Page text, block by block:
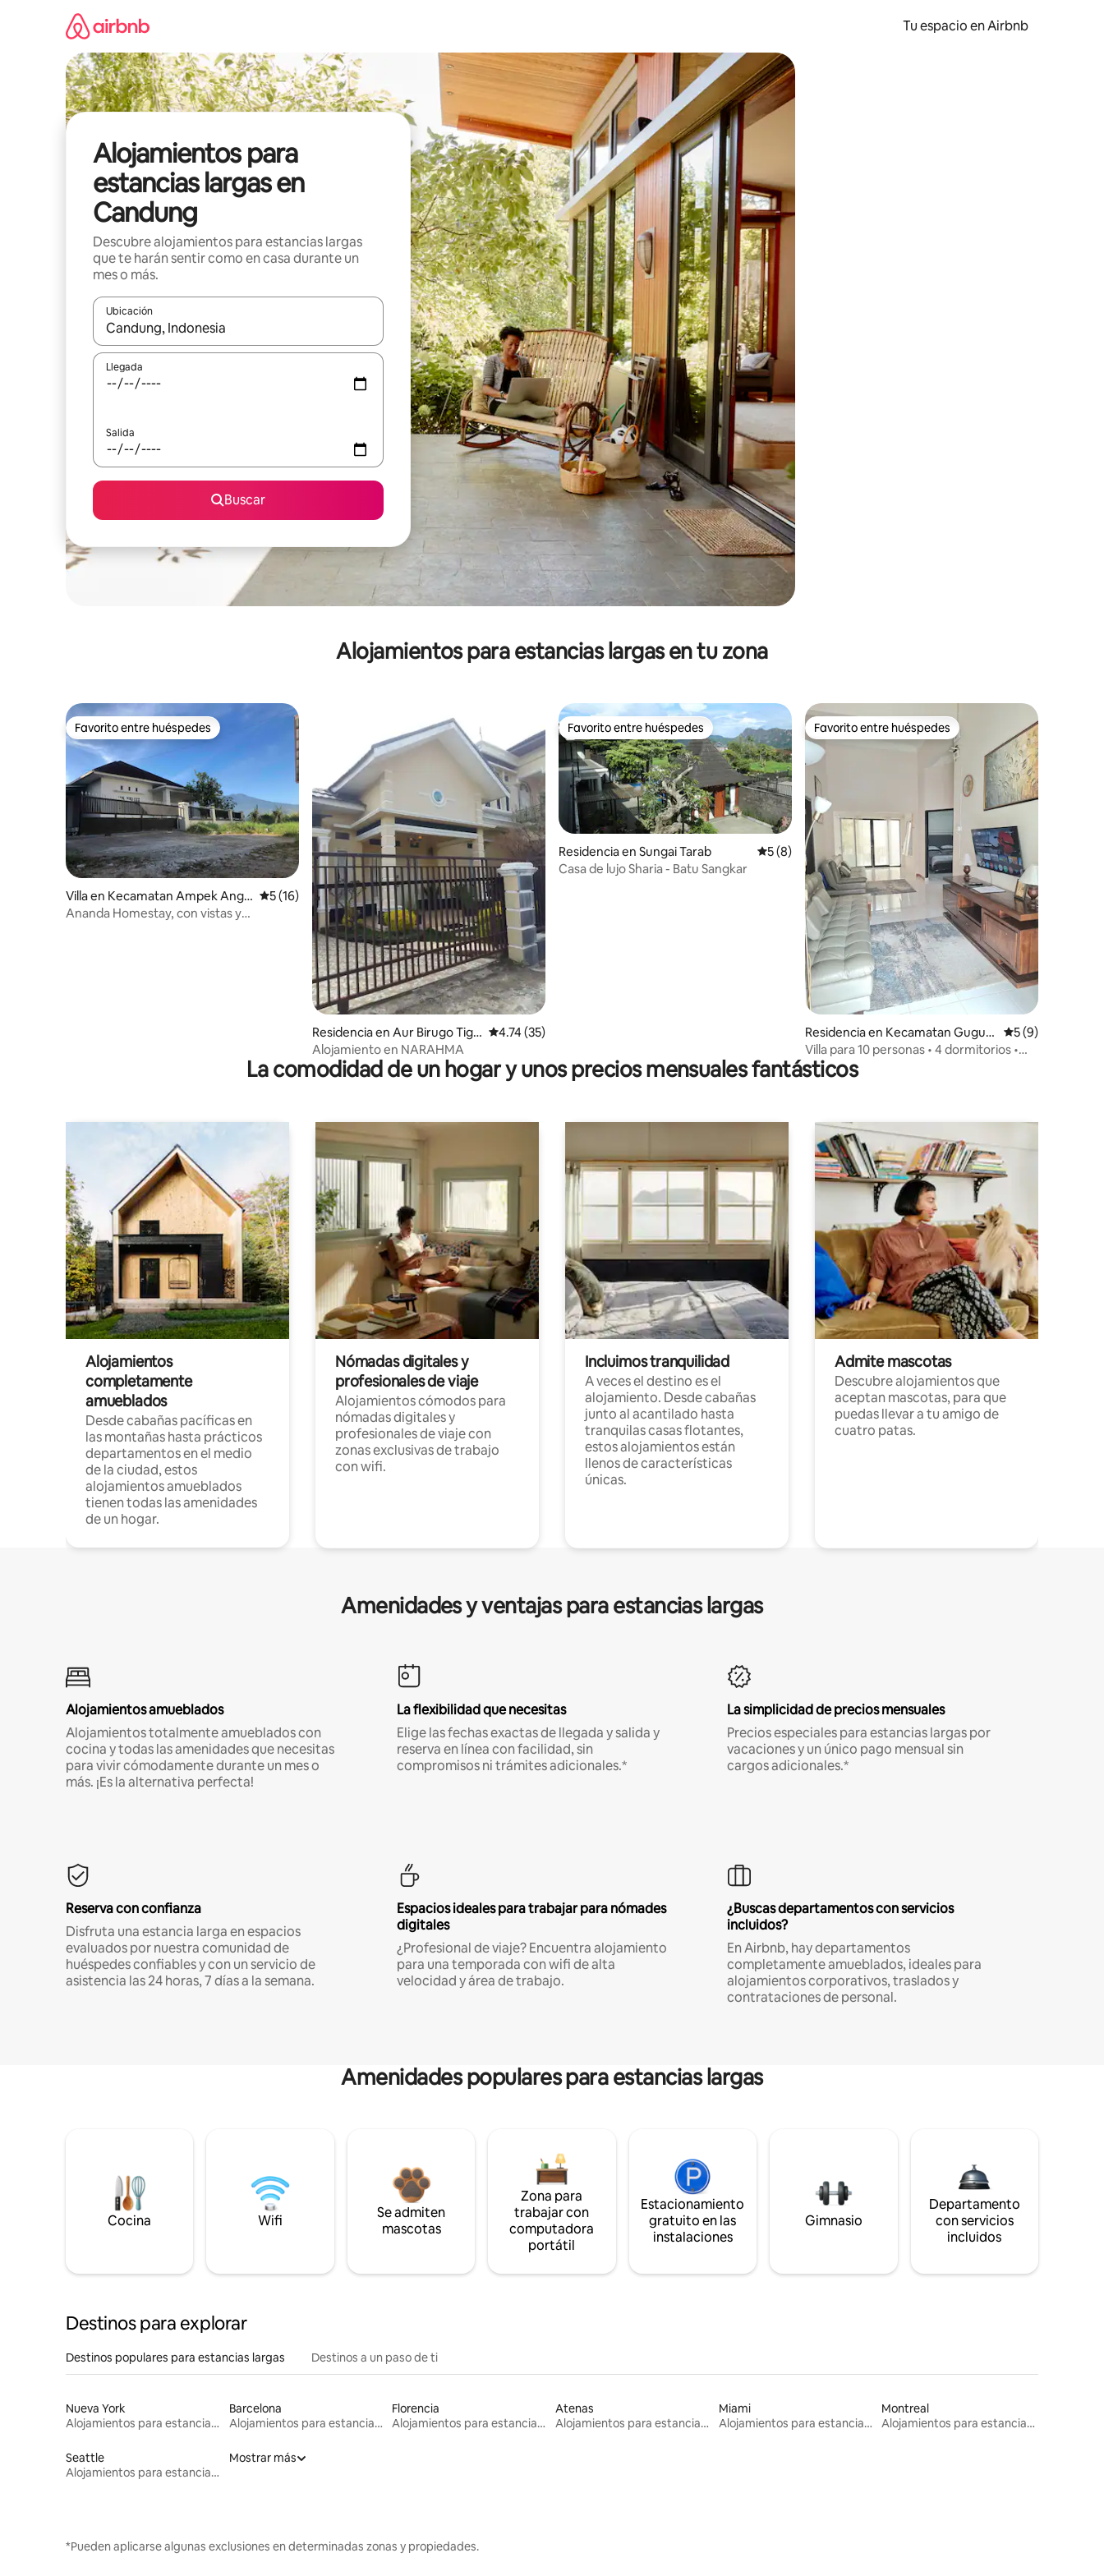
Tu espacio en Airbnb
Alojamientos para
estancias largas en
Candung
Descubre alojamientos para estancias largas
que te harán sentir como en casa durante un
mes o más.
Ubicación
Cuando los resultados estén disponibles, podrás navegar usando las teclas de las flechas hacia arriba y hacia abajo, o bien tocando y deslizando la pantalla.
Llegada
Salida
Buscar
Alojamientos para estancias largas en tu zona
Favorito entre huéspedes
Favorito entre huéspedes
Villa en Kecamatan Ampek Angk
ek
Calificación promedio: 5 de 5; 16 evaluaciones
5 (16)
Ananda Homestay, con vistas y
Residencia en Aur Birugo Tigo
Baleh
Calificación promedio: 4.74 de 5; 35 evaluaciones
4.74 (35)
Alojamiento en NARAHMA
Favorito entre huéspedes
Favorito entre huéspedes
Residencia en Sungai Tarab Calificación promedio: 5 de 5; 8 evaluaciones
5 (8)
Casa de lujo Sharia - Batu Sangkar
Favorito entre huéspedes
Favorito entre huéspedes
Residencia en Kecamatan Guguk
Panjang
Calificación
5 (9)
Villa para 10 personas • 4 dormitorios •
Perfecta para grupos
La comodidad de un hogar y unos precios mensuales fantásticos
Alojamientos
completamente
amueblados
Desde cabañas pacíficas en
las montañas hasta prácticos
departamentos en el medio
de la ciudad, estos
alojamientos amueblados
tienen todas las amenidades
de un hogar.
Nómadas digitales y
profesionales de viaje
Alojamientos cómodos para
nómadas digitales y
profesionales de viaje con
zonas exclusivas de trabajo
con wifi.
Incluimos tranquilidad
A veces el destino es el
alojamiento. Desde cabañas
junto al acantilado hasta
tranquilas casas flotantes,
estos alojamientos están
llenos de características
únicas.
Admite mascotas
Descubre alojamientos que
aceptan mascotas, para que
puedas llevar a tu amigo de
cuatro patas.
Amenidades y ventajas para estancias largas
Alojamientos amueblados
Alojamientos totalmente amueblados con
cocina y todas las amenidades que necesitas
para vivir cómodamente durante un mes o
más. ¡Es la alternativa perfecta!
La flexibilidad que necesitas
Elige las fechas exactas de llegada y salida y
reserva en línea con facilidad, sin
compromisos ni trámites adicionales.*
La simplicidad de precios mensuales
Precios especiales para estancias largas por
vacaciones y un único pago mensual sin
cargos adicionales.*
Reserva con confianza
Disfruta una estancia larga en espacios
evaluados por nuestra comunidad de
huéspedes confiables y con un servicio de
asistencia las 24 horas, 7 días a la semana.
Espacios ideales para trabajar para nómades
digitales
¿Profesional de viaje? Encuentra alojamiento
para una temporada con wifi de alta
velocidad y área de trabajo.
¿Buscas departamentos con servicios
incluidos?
En Airbnb, hay departamentos
completamente amueblados, ideales para
alojamientos corporativos, traslados y
contrataciones de personal.
Amenidades populares para estancias largas
Cocina Wifi
Se admiten
mascotas
Zona para
trabajar con
computadora
portátil
Estacionamiento
gratuito en las
instalaciones
Gimnasio
Departamento
con servicios
incluidos
Destinos para explorar
Destinos populares para estancias largas Destinos a un paso de ti
Nueva York
Alojamientos para estancias largas
Barcelona
Alojamientos para estancias largas
Florencia
Alojamientos para estancias largas
Atenas
Alojamientos para estancias largas
Miami
Alojamientos para estancias largas
Montreal
Alojamientos para estancias largas
Seattle
Alojamientos para estancias largas
Mostrar más
*Pueden aplicarse algunas exclusiones en determinadas zonas y propiedades.